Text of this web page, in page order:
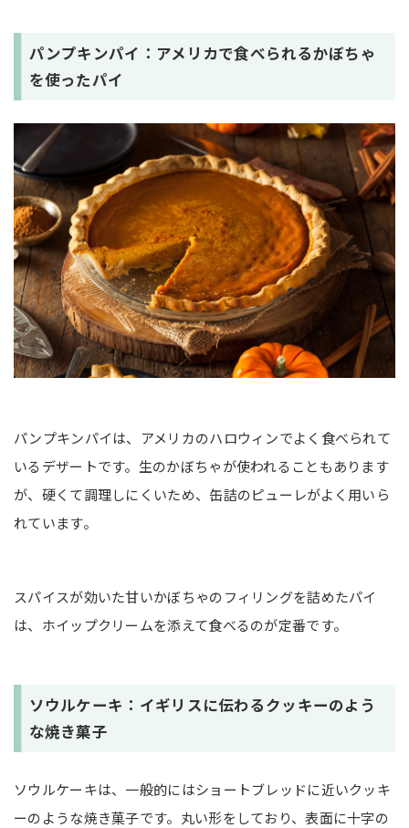
パンプキンパイ：アメリカで食べられるかぼちゃ
を使ったパイ
パンプキンパイは、アメリカのハロウィンでよく食べられて
いるデザートです。生のかぼちゃが使われることもあります
が、硬くて調理しにくいため、缶詰のピューレがよく用いら
れています。
スパイスが効いた甘いかぼちゃのフィリングを詰めたパイ
は、ホイップクリームを添えて食べるのが定番です。
ソウルケーキ：イギリスに伝わるクッキーのよう
な焼き菓子
ソウルケーキは、一般的にはショートブレッドに近いクッキ
ーのような焼き菓子です。丸い形をしており、表面に十字の